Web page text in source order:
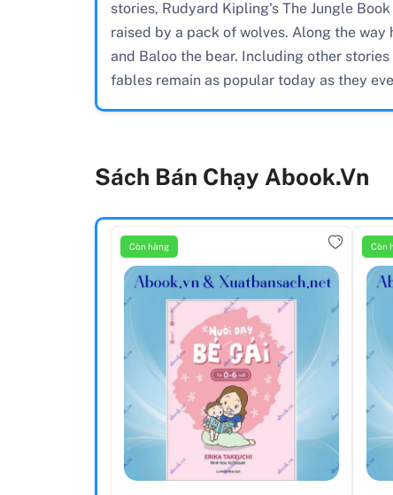
stories, Rudyard Kipling's The Jungle
raised by a pack of wolves. Along the
and Baloo the bear. Including other
fables remain as popular today as they
Sách Bán Chạy Abook.vn
Còn hàng Còn